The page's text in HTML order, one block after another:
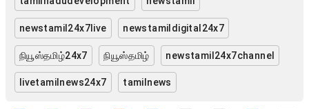
newstamil24x7live newstamildigital24x7
நியூஸ்தமிழ்24x7 நியூஸ்தமிழ் newstamil24x7channel
livetamilnews24x7 tamilnews